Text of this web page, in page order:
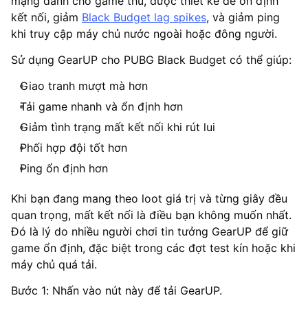
kết nối, giảm Black Budget lag spikes, và giảm ping
khi truy cập máy chủ nước ngoài hoặc đông người.
Sử dụng GearUP cho PUBG Black Budget có thể giúp:
Giao tranh mượt mà hơn
Tải game nhanh và ổn định hơn
Giảm tình trạng mất kết nối khi rút lui
Phối hợp đội tốt hơn
Ping ổn định hơn
Khi bạn đang mang theo loot giá trị và từng giây đều
quan trọng, mất kết nối là điều bạn không muốn nhất.
Đó là lý do nhiều người chơi tin tưởng GearUP để giữ
game ổn định, đặc biệt trong các đợt test kín hoặc khi
máy chủ quá tải.
Bước 1: Nhấn vào nút này để tải GearUP.